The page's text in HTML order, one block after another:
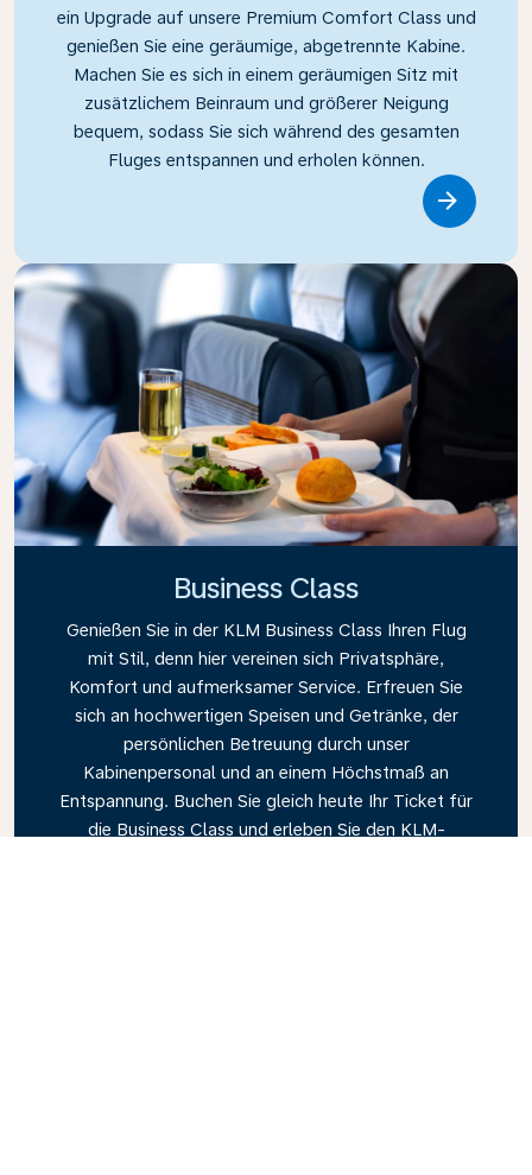
ein Upgrade auf unsere Premium Comfort Class und
genießen Sie eine geräumige, abgetrennte Kabine.
Machen Sie es sich in einem geräumigen Sitz mit
zusätzlichem Beinraum und größerer Neigung
bequem, sodass Sie sich während des gesamten
Fluges entspannen und erholen können.
Business Class
Genießen Sie in der KLM Business Class Ihren Flug
mit Stil, denn hier vereinen sich Privatsphäre,
Komfort und aufmerksamer Service. Erfreuen Sie
sich an hochwertigen Speisen und Getränke, der
persönlichen Betreuung durch unser
Kabinenpersonal und an einem Höchstmaß an
Entspannung. Buchen Sie gleich heute Ihr Ticket für
die Business Class und erleben Sie den KLM-